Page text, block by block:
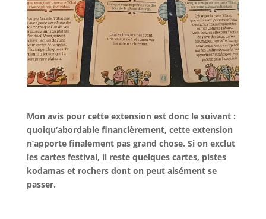
Mon avis pour cette extension est donc le suivant :
quoiqu’abordable financièrement, cette extension
n’apporte finalement pas grand chose. Si on exclut
les cartes festival, il reste quelques cartes, pistes
kodamas et rochers dont on peut aisément se
passer.